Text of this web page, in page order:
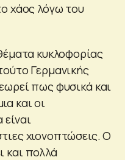
χάος λόγω του
κυκλοφορίας
Γερμανικής
πως φυσικά και
και οι
χιονοπτώσεις. Ο
και πολλά